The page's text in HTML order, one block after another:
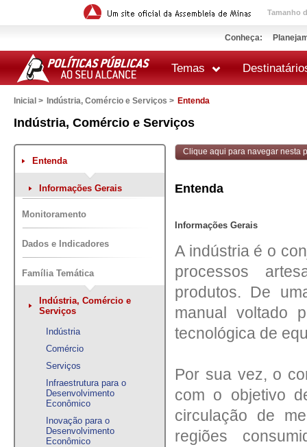
Tamanho
Conheça:
Temas
Inicial > Indústria, Comércio e Serviços > Entenda
Indústria, Comércio e Serviços
impressão
Entenda
Informações Gerais
Monitoramento
Dados e Indicadores
Família Temática
Indústria, Comércio e
Serviços
Indústria
Comércio
Serviços
Infraestrutura para o
Desenvolvimento
Econômico
Inovação para o
Desenvolvimento
Econômico
Clique aqui para navegar nesta
Entenda
Informações Gerais
A indústria é o
processos
produtos. De
manual voltado
tecnológica de
Por sua vez, o
com o objetivo
circulação de
regiões